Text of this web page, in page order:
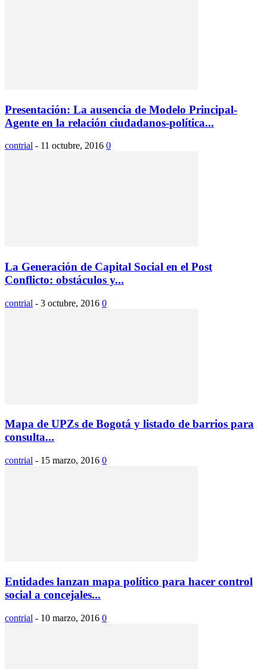
Presentación: La ausencia de Modelo Principal-
Agente en la relación ciudadanos-política...
contrial - 11 octubre, 2016 0
La Generación de Capital Social en el Post
Conflicto: obstáculos y...
contrial - 3 octubre, 2016 0
Mapa de UPZs de Bogotá y listado de barrios para
consulta...
contrial - 15 marzo, 2016 0
Entidades lanzan mapa político para hacer control
social a concejales...
contrial - 10 marzo, 2016 0